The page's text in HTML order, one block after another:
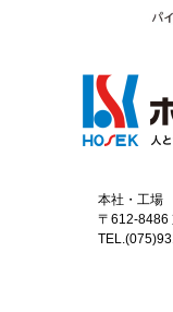
本社・工場
〒612-8486